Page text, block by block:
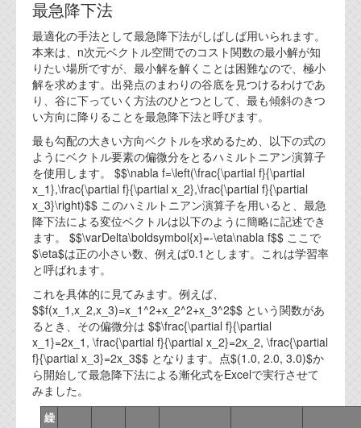
最急降下法
最適化の手法として最急降下法がしばしば用いられます。
本来は、n次元ベクトル空間でのコスト関数の最小解が知
りたい場所ですが、最小解を解くことは困難なので、極小
解を求めます。出発点のまわりの谷底を見つけるわけであ
り、谷に下っていく方法のひとつとして、最も傾斜のきつ
い方向に降りることを最急降下法と呼びます。
最も勾配の大きい方向ベクトルを求めるため、以下の式の
ようにベクトル要素の偏微分をとるハミルトニアン演算子
を使用します。 $$\nabla f=\left(\frac{\partial f}{\partial
x_1},\frac{\partial f}{\partial x_2},\frac{\partial f}{\partial
x_3}\right)$$ このハミルトニアン演算子を用いると、最急
降下法による変位ベクトルは以下のように簡略に記述でき
ます。 $$\varDelta\boldsymbol{x}=-\eta\nabla f$$ ここで
$\eta$は正の小さい数、例えば0.1とします。これは学習率
と呼ばれます。
これを具体的に見てみます。例えば、
$$f(x_1,x_2,x_3)=x_1^2+x_2^2+x_3^2$$ という関数があ
るとき、その偏微分は $$\frac{\partial f}{\partial
x_1}=2x_1, \frac{\partial f}{\partial x_2}=2x_2, \frac{\partial
f}{\partial x_3}=2x_3$$ となります。点$(1.0, 2.0, 3.0)$か
ら開始して最急降下法による漸化式をExcelで実行させて
みました。
繰